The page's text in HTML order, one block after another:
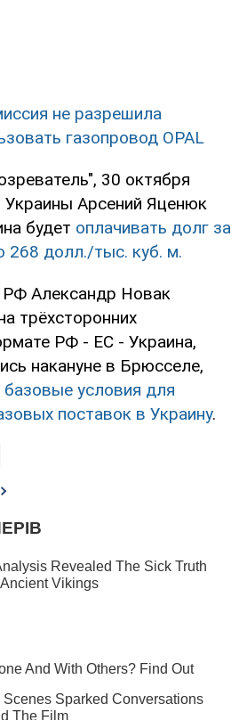
не разрешила
газопровод OPAL
30 октября
Украины Арсений Яценюк
будет оплачивать долг за
268 долл./тыс. куб. м.
РФ Александр Новак
трёхсторонних
РФ - ЕС - Украина,
накануне в Брюсселе,
базовые условия для
поставок в Украину.